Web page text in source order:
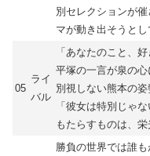
別セレクションが
マが動き出そうとし
05
ライ
バル
「あなたのこと、
平塚の一言が泉の
別視しない熊本の姿
「彼女は特別じゃ
もたらすものは、栄
勝負の世界では誰